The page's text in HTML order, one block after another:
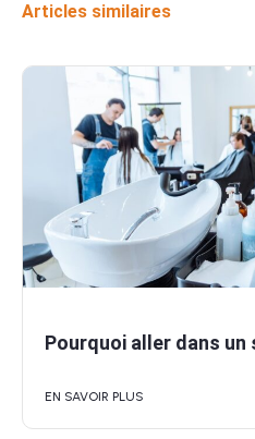
Articles similaires
Pourquoi aller dans
EN SAVOIR PLUS